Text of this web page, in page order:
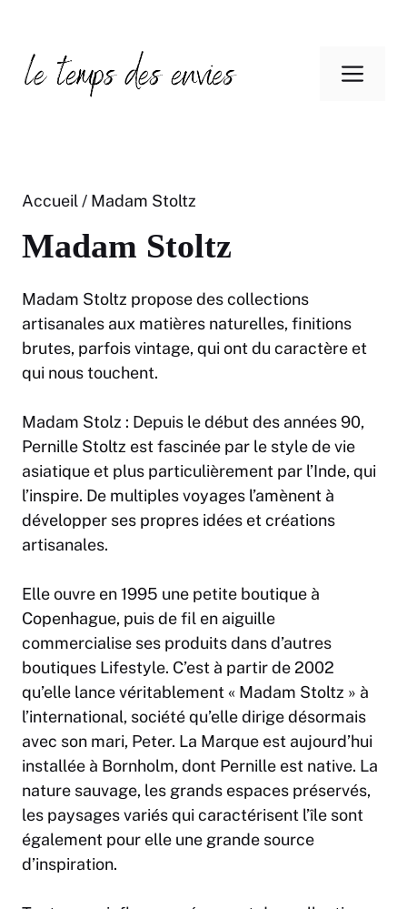
contenu
Accueil / Madam Stoltz
Madam Stoltz
Madam Stoltz propose des collections
artisanales aux matières naturelles, finitions
brutes, parfois vintage, qui ont du caractère et
qui nous touchent.
Madam Stolz : Depuis le début des années 90,
Pernille Stoltz est fascinée par le style de vie
asiatique et plus particulièrement par l’Inde, qui
l’inspire. De multiples voyages l’amènent à
développer ses propres idées et créations
artisanales.
Elle ouvre en 1995 une petite boutique à
Copenhague, puis de fil en aiguille
commercialise ses produits dans d’autres
boutiques Lifestyle. C’est à partir de 2002
qu’elle lance véritablement « Madam Stoltz » à
l’international, société qu’elle dirige désormais
avec son mari, Peter. La Marque est aujourd’hui
installée à Bornholm, dont Pernille est native. La
nature sauvage, les grands espaces préservés,
les paysages variés qui caractérisent l’île sont
également pour elle une grande source
d’inspiration.